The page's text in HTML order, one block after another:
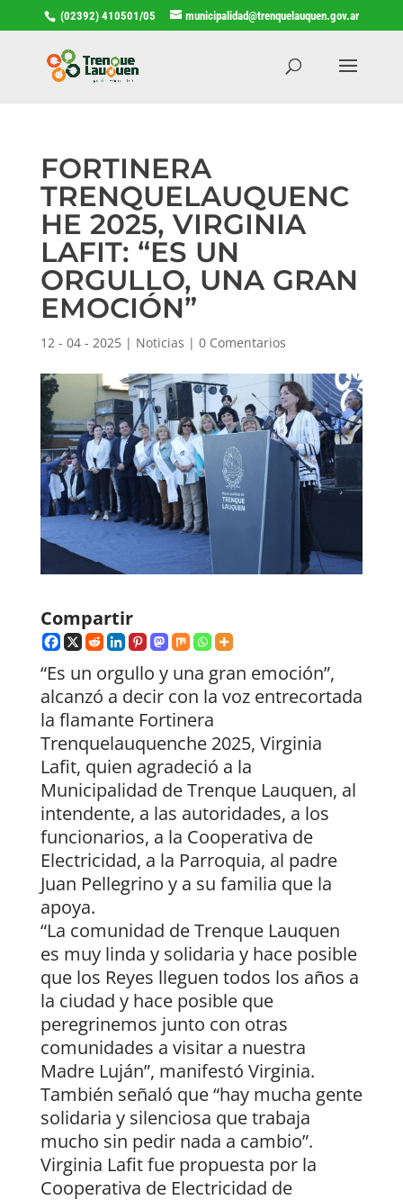
(02392) 410501/05 municipalidad@trenquelauquen.gov.ar
FORTINERA
TRENQUELAUQUENC
HE 2025, VIRGINIA
LAFIT: “ES UN
ORGULLO, UNA GRAN
EMOCIÓN”
12 - 04 - 2025| Noticias | 0 Comentarios
Compartir
“Es un orgullo y una gran emoción”,
alcanzó a decir con la voz entrecortada
la flamante Fortinera
Trenquelauquenche 2025, Virginia
Lafit, quien agradeció a la
Municipalidad de Trenque Lauquen, al
intendente, a las autoridades, a los
funcionarios, a la Cooperativa de
Electricidad, a la Parroquia, al padre
Juan Pellegrino y a su familia que la
apoya.
“La comunidad de Trenque Lauquen
es muy linda y solidaria y hace posible
que los Reyes lleguen todos los años a
la ciudad y hace posible que
peregrinemos junto con otras
comunidades a visitar a nuestra
Madre Luján”, manifestó Virginia.
También señaló que “hay mucha gente
solidaria y silenciosa que trabaja
mucho sin pedir nada a cambio”.
Virginia Lafit fue propuesta por la
Cooperativa de Electricidad de